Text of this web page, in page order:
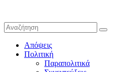
Απόψεις
Πολιτική
Παραπολιτικά